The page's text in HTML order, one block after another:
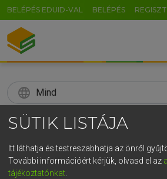
BELÉPÉS EDUID-VAL BELÉPÉS
language Mind
search
KERESÉS
SÜTIK LISTÁJA
Itt láthatja és testreszabhatja az önről
További információért kérjük, olvasd el az
tájékoztatónkat
5 6 7 8 9 ö